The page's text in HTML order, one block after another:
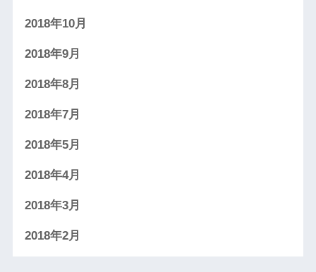
2018年10月
2018年9月
2018年8月
2018年7月
2018年5月
2018年4月
2018年3月
2018年2月